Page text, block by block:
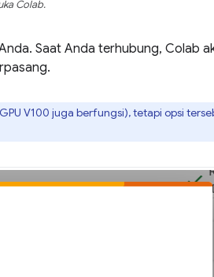
Colab.
Saat Anda terhubung, Colab
V100 juga berfungsi), tetapi opsi